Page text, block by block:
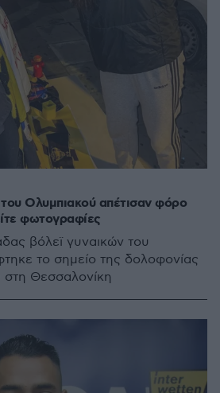
του Ολυμπιακού απέτισαν φόρο
φωτογραφίες
βόλεϊ γυναικών του
το σημείο της δολοφονίας
Θεσσαλονίκη